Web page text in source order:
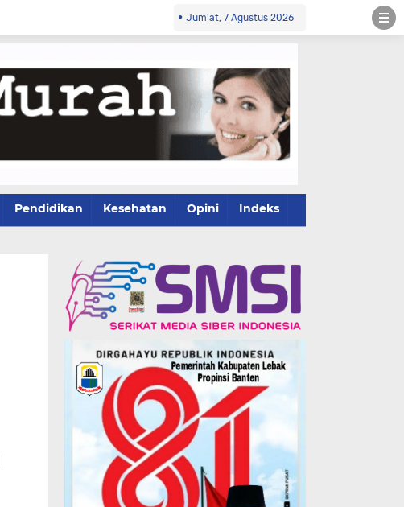
Jum'at, 7 Agustus 2026
Pendidikan Kesehatan Opini Indeks